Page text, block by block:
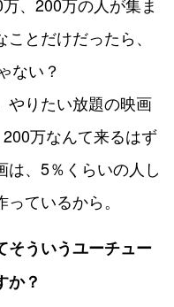
とだけだったら、
ない？
やりたい放題の映画
万なんて来るはず
は、5％くらいの人し
ているから。
ういうユーチュー
か？